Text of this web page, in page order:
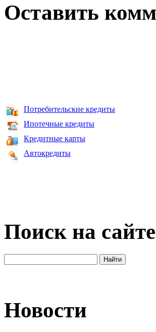
Оставить
Потребительские кредиты
Ипотечные кредиты
Кредитные карты
Автокредиты
Поиск на сайте
Новости